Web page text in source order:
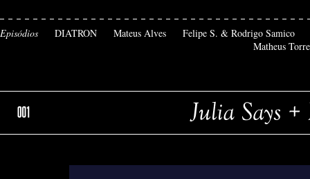
Episódios DIATRON Mateus Alves
Felipe S. & Rodrigo Samico
Matheus